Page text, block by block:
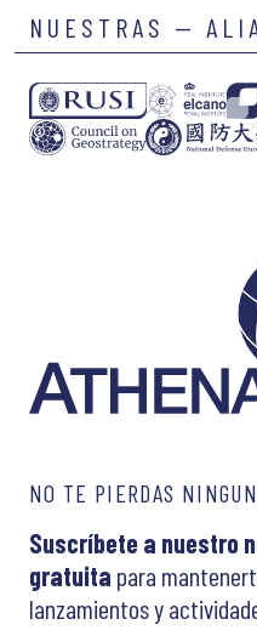
NUESTRAS —
NO TE PIERDAS
Suscríbete a nuestro
gratuita para
lanzamientos y